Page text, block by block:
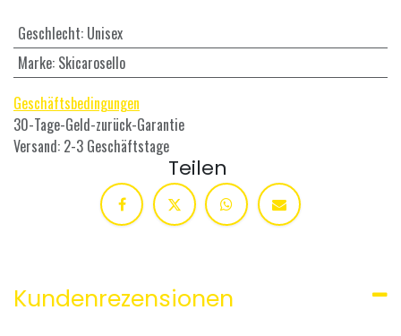
Geschlecht: Unisex
Marke: Skicarosello
Geschäftsbedingungen
30-Tage-Geld-zurück-Garantie
Versand: 2-3 Geschäftstage
Teilen
Kundenrezensionen